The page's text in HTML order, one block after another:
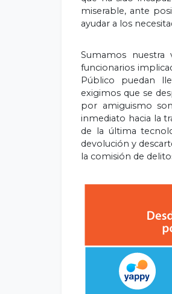
miserable, ante
ayudar a los
Sumamos
funcionarios
Público puedan
exigimos que se
por amiguismo
inmediato hacia la
de la última
devolución y
la comisión de